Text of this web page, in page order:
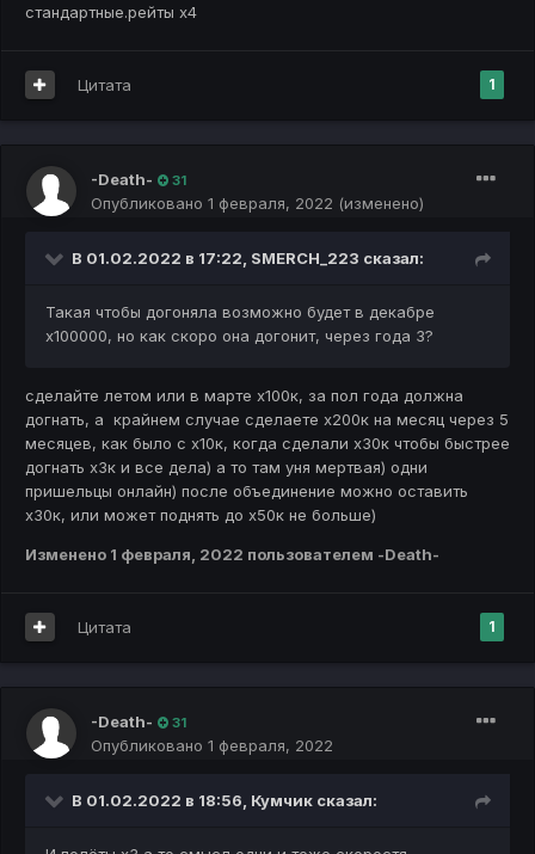
стандартные.рейты х4
1
Цитата
-Death- 31
Опубликовано 1 февраля, 2022 (изменено)
В 01.02.2022 в 17:22, SMERCH_223 сказал:
Такая чтобы догоняла возможно будет в декабре
х100000, но как скоро она догонит, через года 3?
сделайте летом или в марте х100к, за пол года должна
догнать, а крайнем случае сделаете х200к на месяц через 5
месяцев, как было с х10к, когда сделали х30к чтобы быстрее
догнать х3к и все дела) а то там уня мертвая) одни
пришельцы онлайн) после объединение можно оставить
х30к, или может поднять до х50к не больше)
Изменено 1 февраля, 2022 пользователем -Death-
1
Цитата
-Death- 31
Опубликовано 1 февраля, 2022
В 01.02.2022 в 18:56, Кумчик сказал: